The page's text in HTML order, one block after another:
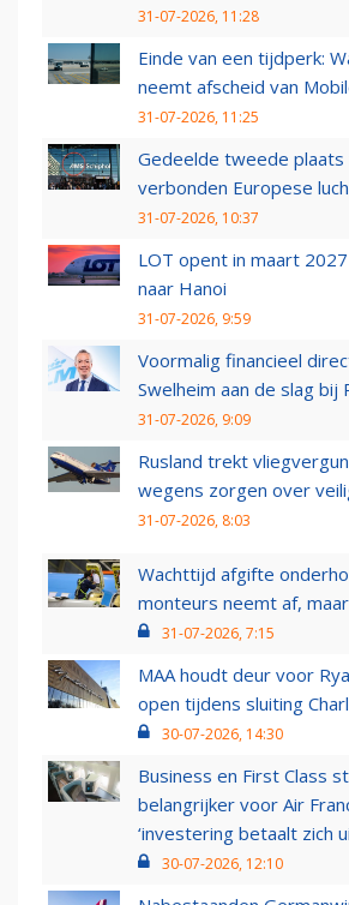
31-07-2026, 11:28
Einde van een tijdperk:
neemt afscheid van
31-07-2026, 11:25
Gedeelde tweede plaats
verbonden Europese
31-07-2026, 10:37
LOT opent in maart
naar Hanoi
31-07-2026, 9:59
Voormalig financieel
Swelheim aan de slag bij
31-07-2026, 9:09
Rusland trekt
wegens zorgen over
31-07-2026, 8:03
Wachttijd afgifte
monteurs neemt af,
31-07-2026, 7:15
MAA houdt deur voor
open tijdens sluiting
30-07-2026, 14:30
Business en First Class
belangrijker voor Air
‘investering betaalt zich
30-07-2026, 12:10